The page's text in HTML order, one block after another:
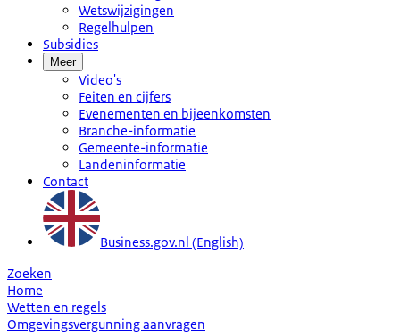
Wetswijzigingen
Regelhulpen
Subsidies
Meer
Video's
Feiten en cijfers
Evenementen en bijeenkomsten
Branche-informatie
Gemeente-informatie
Landeninformatie
Contact
Business.gov.nl (English)
Zoeken
Home
Wetten en regels
Omgevingsvergunning aanvragen